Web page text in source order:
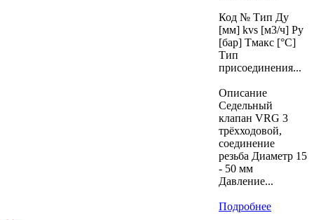
Код № Тип Ду
[мм] kvs [м3/ч] Ру
[бар] Тмакс [°C]
Тип
присоединения...
Описание
Седельный
клапан VRG 3
трёхходовой,
соединение
резьба Диаметр 15
- 50 мм
Давление...
Подробнее